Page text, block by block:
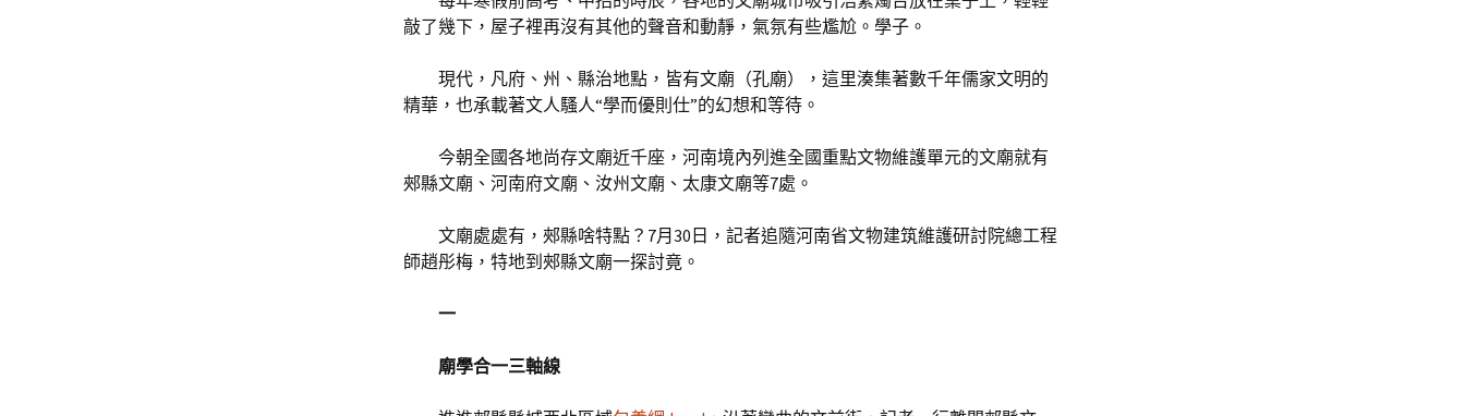
敲了幾下，屋子裡再沒有其他的聲音和動靜，氣氛有些尷尬。學子。
現代，凡府、州、縣治地點，皆有文廟（孔廟），這里湊集著數千年儒家文明的
精華，也承載著文人騷人“學而優則仕”的幻想和等待。
今朝全國各地尚存文廟近千座，河南境內列進全國重點文物維護單元的文廟就有
郟縣文廟、河南府文廟、汝州文廟、太康文廟等7處。
文廟處處有，郟縣啥特點？7月30日，記者追隨河南省文物建筑維護研討院總工程
師趙彤梅，特地到郟縣文廟一探討竟。
一
廟學合一三軸線